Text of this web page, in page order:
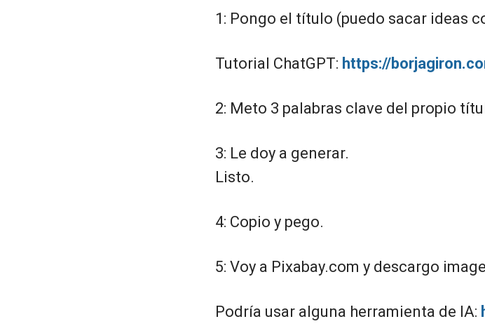
1: Pongo el título (puedo sacar ideas
Tutorial ChatGPT: https://
2: Meto 3 palabras clave del propio
3: Le doy a generar.
Listo.
4: Copio y pego.
5: Voy a Pixabay.com y descargo
Podría usar alguna herramienta de IA: